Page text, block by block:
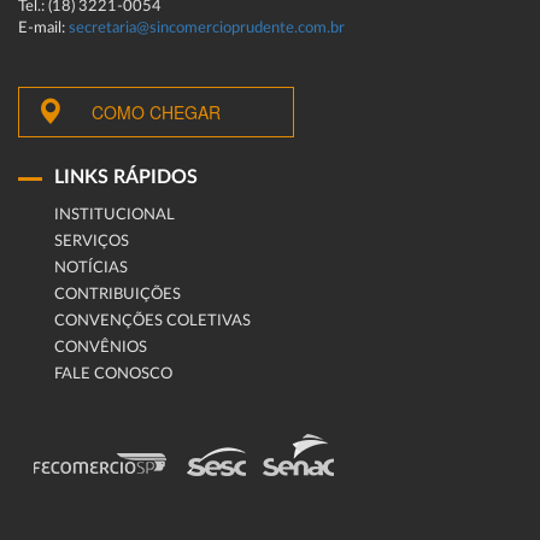
Tel.: (18) 3221-0054
E-mail: secretaria@sincomercioprudente.com.br
COMO CHEGAR
LINKS RÁPIDOS
INSTITUCIONAL
SERVIÇOS
NOTÍCIAS
CONTRIBUIÇÕES
CONVENÇÕES COLETIVAS
CONVÊNIOS
FALE CONOSCO